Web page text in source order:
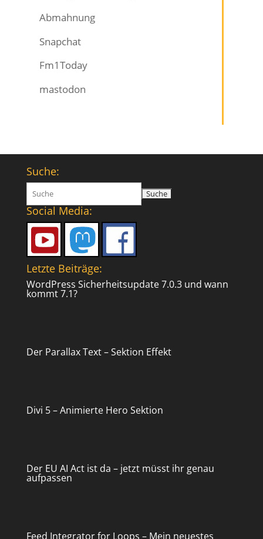
Abmahnung
Snapchat
Fm1Today
mastodon
Suche:
Suchen
nach:
Social Media:
Letzte Beiträge:
WordPress Sicherheitsupdate 7.0.3 und wann
kommt 7.1?
Der Parallax Text – Sektion Effekt
Divi 5 – Animierte Hero Sektion
Der EU AI Act ist da – jetzt müsst ihr genau
aufpassen
Feed Integrator for Loops – Mein neuestes